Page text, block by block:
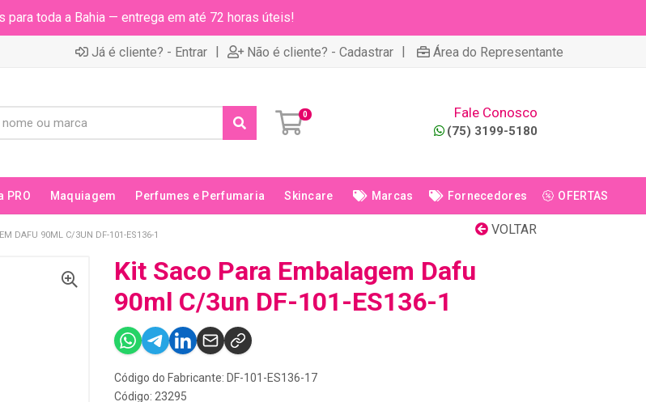
para toda a Bahia — entrega em até 72 horas úteis!
Já é cliente? - Entrar | Não é cliente? - Cadastrar | Área do Representante
0 Fale Conosco
(75) 3199-5180
PRO Maquiagem Perfumes e Perfumaria Skincare Marcas Fornecedores OFERTAS
VOLTAR
DAFU 90ML C/3UN DF-101-ES136-1
Kit Saco Para Embalagem Dafu
90ml C/3un DF-101-ES136-1
Código do Fabricante: DF-101-ES136-17
Código: 23295